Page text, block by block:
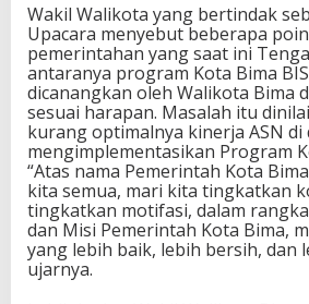
Wakil Walikota yang bertindak
Upacara menyebut beberapa
pemerintahan yang saat ini
antaranya program Kota Bima
dicanangkan oleh Walikota Bima
sesuai harapan. Masalah itu
kurang optimalnya kinerja ASN di
mengimplementasikan Program
“Atas nama Pemerintah Kota
kita semua, mari kita tingkatkan
tingkatkan motifasi, dalam
dan Misi Pemerintah Kota Bima,
yang lebih baik, lebih bersih, dan
ujarnya.